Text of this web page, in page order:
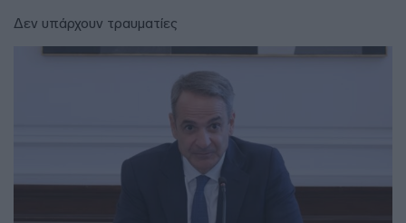
Δεν υπάρχουν τραυματίες